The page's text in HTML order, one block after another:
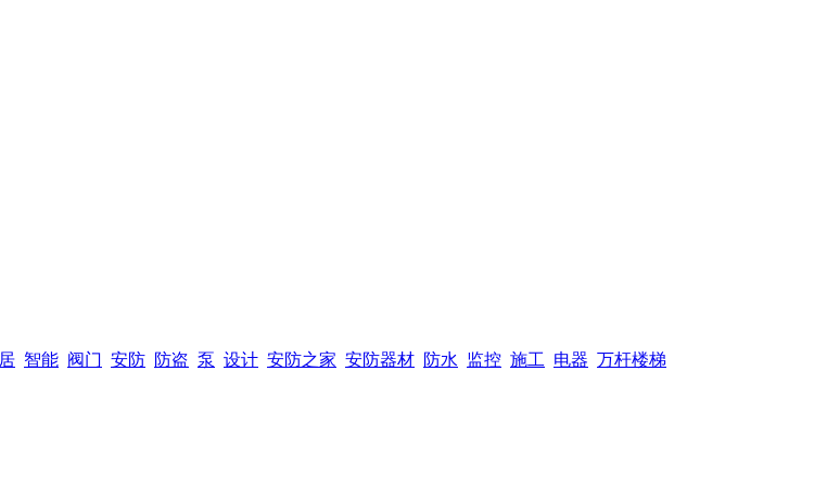
智能 阀门 安防 防盗 泵 设计 安防之家 安防器材 防水 监控 施工 电器 万杆楼梯